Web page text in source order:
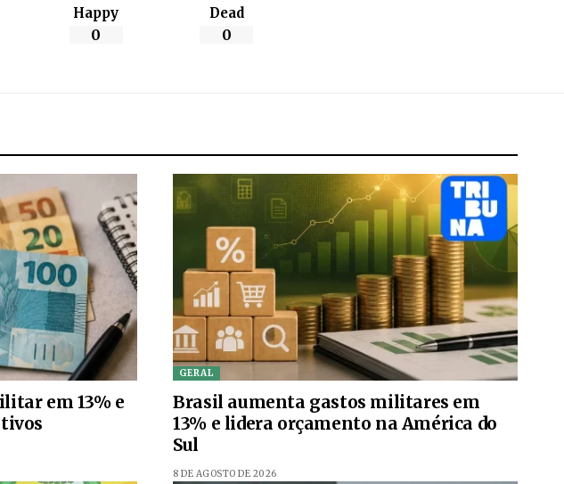
Happy
0
Dead
0
em 13% e
GERAL
Brasil aumenta gastos militares em
13% e lidera orçamento na América do
Sul
8 DE AGOSTO DE 2026